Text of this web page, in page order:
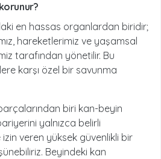
en hassas organlardan biridir;
hareketlerimiz ve yaşamsal
tarafından yönetilir. Bu
karşı özel bir savunma
biri kan-beyin
yalnızca belirli
veren yüksek güvenlikli bir
Beyindeki kan